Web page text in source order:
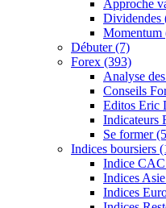
Approche
Dividendes
Momentum
Débuter(7)
Forex (393)
Analyse
Conseils
Editos Eric
Indicateurs
Se former
Indices boursiers
Indice
Indices Asie
Indices